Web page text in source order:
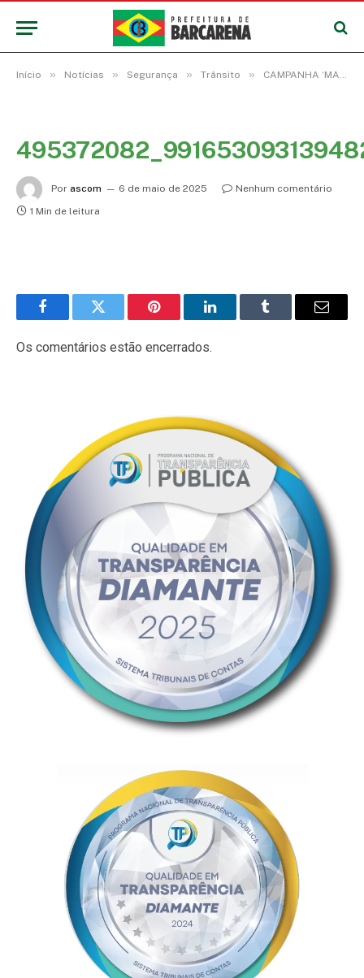
Início » Notícias » Segurança » Trânsito » CAMPANHA ‘MAIO AMARELO’ PEDE RESPONSABILIDADE DE TODOS POR UM TRÂNSITO MAIS SEGURO
Por ascom 6 de maio de 2025
Nenhum comentário
1 Min de leitura
FacebookTwitter Pinterest LinkedInTumblr
E-
Os comentários estão encerrados.